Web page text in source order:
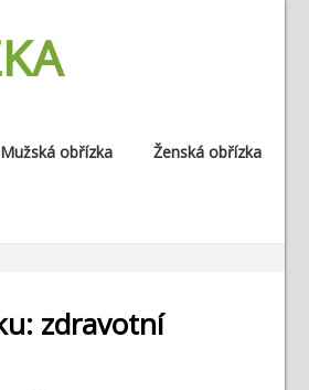
Mužská obřízka Ženská obřízka
zdravotní